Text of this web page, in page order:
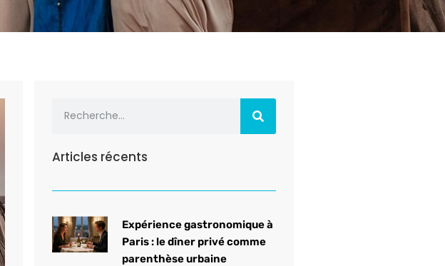
Articles récents
Expérience gastronomique à
Paris : le dîner privé comme
parenthèse urbaine